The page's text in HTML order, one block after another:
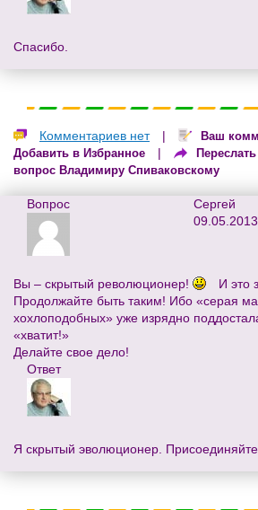
Спасибо.
Комментариев нет | Ваш
Добавить в Избранное |
вопрос Владимиру Спиваковскому
Вопрос
Сергей
09.05.2013
Вы – скрытый революционер!
И это
Продолжайте быть таким! Ибо «серая
хохлоподобных» уже изрядно
«хватит!»
Делайте свое дело!
Ответ
Я скрытый эволюционер.